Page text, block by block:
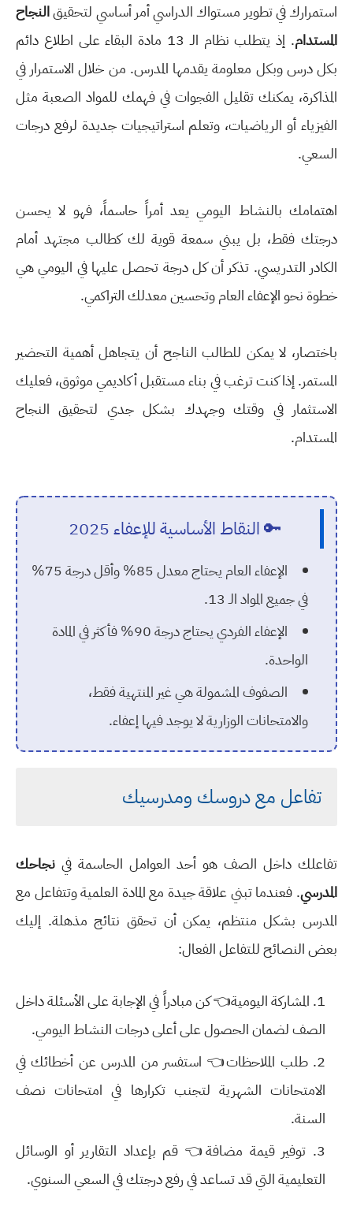
استمرارك في تطوير مستواك الدراسي أمر أساسي لتحقيقالنجاح
المستدام
. إذ يتطلب نظام الـ 13 مادة البقاء على اطلاع دائم
بكل درس وبكل معلومة يقدمها المدرس. من خلال الاستمرار في
المذاكرة، يمكنك تقليل الفجوات في فهمك للمواد الصعبة مثل
الفيزياء أو الرياضيات، وتعلم استراتيجيات جديدة لرفع درجات
السعي.
اهتمامك بالنشاط اليومي يعد أمراً حاسماً، فهو لا يحسن
درجتك فقط، بل يبني سمعة قوية لك كطالب مجتهد أمام
الكادر التدريسي. تذكر أن كل درجة تحصل عليها في اليومي هي
خطوة نحو الإعفاء العام وتحسين معدلك التراكمي.
باختصار، لا يمكن للطالب الناجح أن يتجاهل أهمية التحضير
المستمر. إذا كنت ترغب في بناء مستقبل أكاديمي موثوق، فعليك
الاستثمار في وقتك وجهدك بشكل جدي لتحقيق النجاح
المستدام.
🔑 النقاط الأساسية للإعفاء 2025
الإعفاء العام يحتاج معدل 85% وأقل درجة 75%
في جميع المواد الـ 13.
الإعفاء الفردي يحتاج درجة 90% فأكثر في المادة
الواحدة.
الصفوف المشمولة هي غير المنتهية فقط،
والامتحانات الوزارية لا يوجد فيها إعفاء.
تفاعل مع دروسك ومدرسيك
تفاعلك داخل الصف هو أحد العوامل الحاسمة في نجاحك
المدرسي. فعندما تبني علاقة جيدة مع المادة العلمية وتتفاعل مع
المدرس بشكل منتظم، يمكن أن تحقق نتائج مذهلة. إليك
بعض النصائح للتفاعل الفعال:
المشاركة اليومية👈 كن مبادراً في الإجابة على الأسئلة داخل
الصف لضمان الحصول على أعلى درجات النشاط اليومي.
طلب الملاحظات👈 استفسر من المدرس عن أخطائك في
الامتحانات الشهرية لتجنب تكرارها في امتحانات نصف
السنة.
توفير قيمة مضافة👈 قم بإعداد التقارير أو الوسائل
التعليمية التي قد تساعد في رفع درجتك في السعي السنوي.